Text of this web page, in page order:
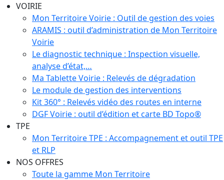
VOIRIE
Mon Territoire Voirie : Outil de gestion des voies
ARAMIS : outil d’administration de Mon Territoire
Voirie
Le diagnostic technique : Inspection visuelle,
analyse d’état,…
Ma Tablette Voirie : Relevés de dégradation
Le module de gestion des interventions
Kit 360° : Relevés vidéo des routes en interne
DGF Voirie : outil d’édition et carte BD Topo®
TPE
Mon Territoire TPE : Accompagnement et outil TPE
et RLP
NOS OFFRES
Toute la gamme Mon Territoire